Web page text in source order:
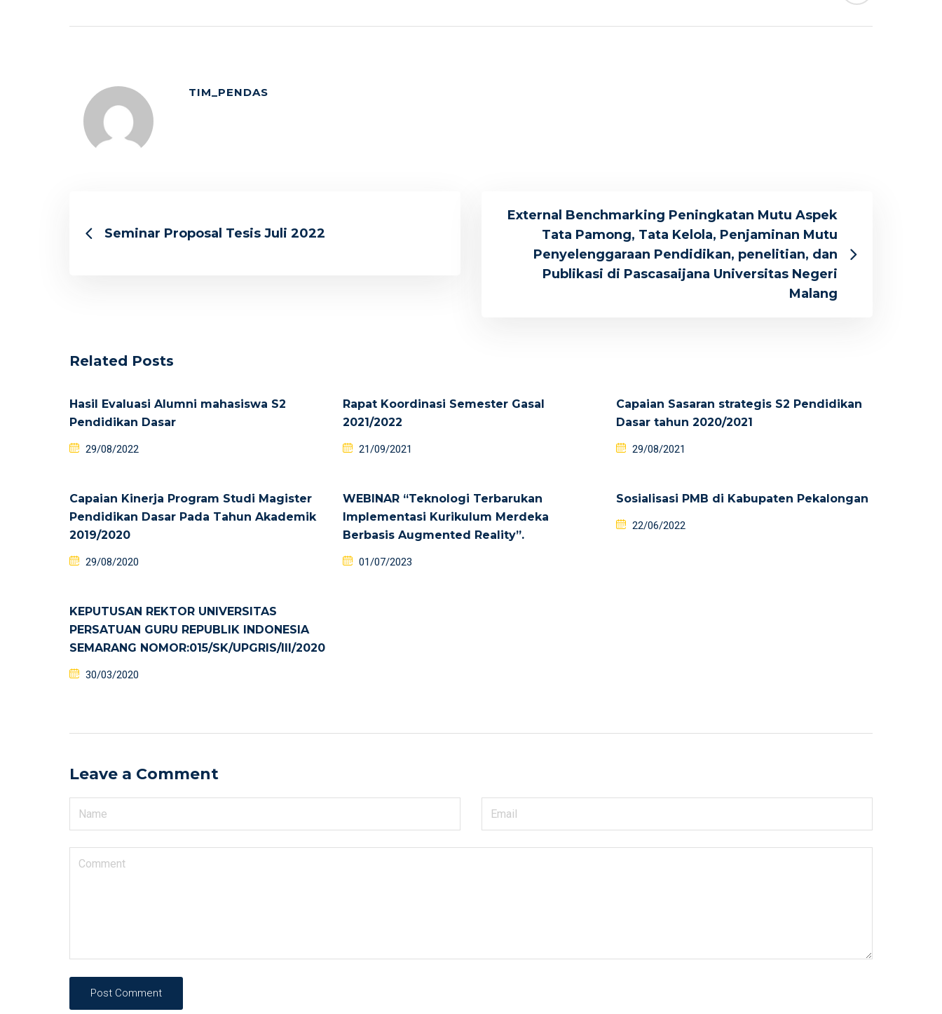
TIM_PENDAS
Seminar Proposal Tesis Juli 2022
External Benchmarking Peningkatan Mutu Aspek
Tata Pamong, Tata Kelola, Penjaminan Mutu
Penyelenggaraan Pendidikan, penelitian, dan
Publikasi di Pascasaijana Universitas Negeri
Malang
Related Posts
Hasil Evaluasi Alumni mahasiswa S2
Pendidikan Dasar
29/08/2022
Rapat Koordinasi Semester Gasal
2021/2022
21/09/2021
Capaian Sasaran strategis S2 Pendidikan
Dasar tahun 2020/2021
29/08/2021
Capaian Kinerja Program Studi Magister
Pendidikan Dasar Pada Tahun Akademik
2019/2020
29/08/2020
WEBINAR “Teknologi Terbarukan
Implementasi Kurikulum Merdeka
Berbasis Augmented Reality”.
01/07/2023
Sosialisasi PMB di Kabupaten Pekalongan
22/06/2022
KEPUTUSAN REKTOR UNIVERSITAS
PERSATUAN GURU REPUBLIK INDONESIA
SEMARANG NOMOR:015/SK/UPGRIS/III/2020
30/03/2020
Leave a Comment
Post Comment